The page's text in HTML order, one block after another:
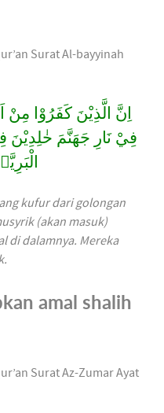
اِنَّ الَّذِيْنَ كَفَرُوْا
فِيْ نَارِ جَهَنَّمَ
kufur dari golongan
(akan masuk)
di dalamnya. Mereka
amal shalih